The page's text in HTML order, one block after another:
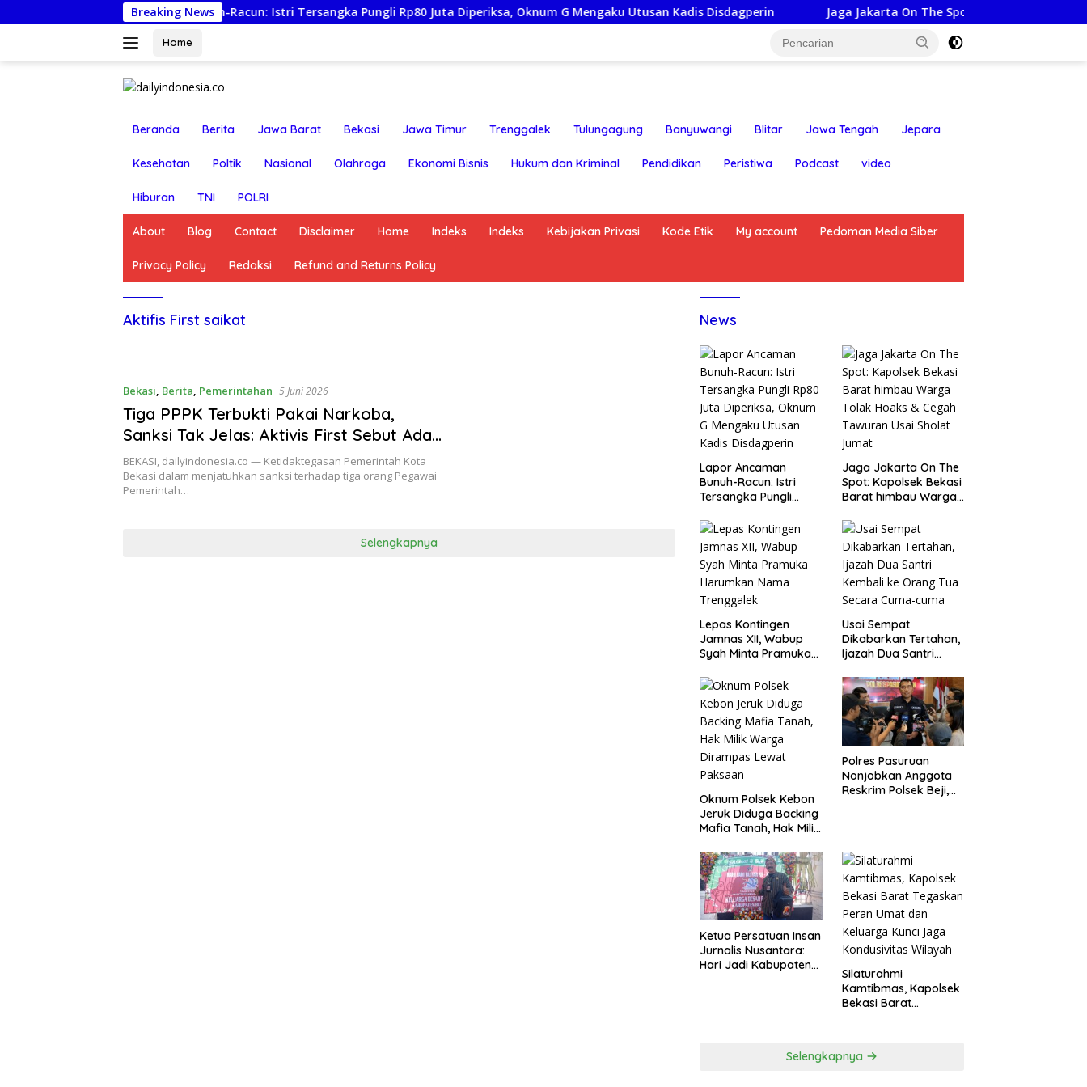
ke
Breaking News
Lapor Ancaman Bunuh-Racun: Istri Tersangka Pungli Rp80 Juta Diperiksa, Oknum G Mengaku Utusan Kadis Disdagperin Jaga Jakarta On The Spot: Kapolsek Bekasi Barat
Home
Beranda Berita Jawa Barat Bekasi Jawa Timur Trenggalek Tulungagung Banyuwangi Blitar Jawa Tengah Jepara
Kesehatan Poltik Nasional Olahraga Ekonomi Bisnis Hukum dan Kriminal Pendidikan Peristiwa Podcast video
Hiburan TNI POLRI
About Blog Contact Disclaimer Home Indeks Indeks Kebijakan Privasi Kode Etik My account Pedoman Media Siber
Privacy Policy Redaksi Refund and Returns Policy
Aktifis First saikat
Bekasi, Berita, Pemerintahan 5 Juni 2026
Tiga PPPK Terbukti Pakai Narkoba,
Sanksi Tak Jelas: Aktivis First Sebut Ada
Kelalaian PLH Walikota, Indikasi Bekasi
Ramah Narkoba?
BEKASI, dailyindonesia.co — Ketidaktegasan Pemerintah Kota
Bekasi dalam menjatuhkan sanksi terhadap tiga orang Pegawai
Pemerintah…
Selengkapnya
News
Lapor Ancaman
Bunuh-Racun: Istri
Tersangka Pungli
Oknum G Mengaku
Utusan Kadis
Disdagperin
Jaga Jakarta On The
Spot: Kapolsek Bekasi
Barat himbau Warga
Tawuran Usai Sholat
Jumat
Lepas Kontingen
Jamnas XII, Wabup
Syah Minta Pramuka
Trenggalek
Usai Sempat
Dikabarkan Tertahan,
Ijazah Dua Santri
Secara Cuma-cuma
Oknum Polsek Kebon
Jeruk Diduga Backing
Mafia Tanah, Hak Milik
Lewat Paksaan
Polres Pasuruan
Nonjobkan Anggota
Reskrim Polsek Beji,
Penganiayaan
Ketua Persatuan Insan
Jurnalis Nusantara:
Hari Jadi Kabupaten
Silaturahmi
Kamtibmas, Kapolsek
Bekasi Barat
Wilayah
Selengkapnya